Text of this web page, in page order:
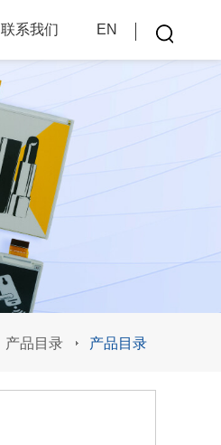
EN
联系我们
产品目录 产品目录